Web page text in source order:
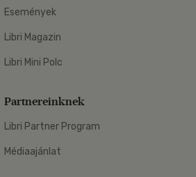
Események
Libri Magazin
Libri Mini Polc
Partnereinknek
Libri Partner Program
Médiaajánlat